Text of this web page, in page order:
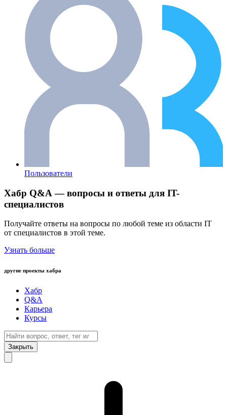
Пользователи
Хабр Q&A — вопросы и ответы для IT-
специалистов
Получайте ответы на вопросы по любой теме из области IT
от специалистов в этой теме.
Узнать больше
другие проекты хабра
Хабр
Q&A
Карьера
Курсы
Закрыть